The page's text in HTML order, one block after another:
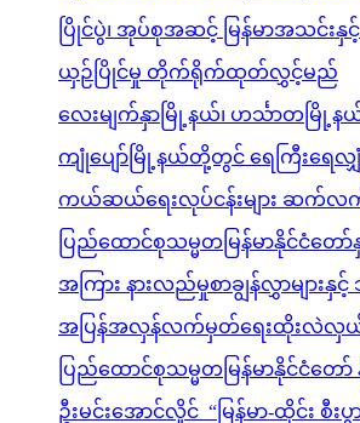
ပြိုင်ပွဲ၊ အုပ်စုအဆင့် မြန်မာအသင်း
ယှဉ်ပြိုင်မှု တိုက်ရိုက်ထုတ်လွှင့်မည်
လေးမျက်နှာမြို့နယ်၊ ဟင်္သာတမြို့န
ကျုံပျော်မြို့နယ်တို့တွင် ရေကြီးရေလျှံ
ကယ်ဆယ်ရေးလုပ်ငန်းများ ဆက်လ
ပြည်ထောင်စုသမ္မတမြန်မာနိုင်ငံတေ
အကြား နားလည်မှုစာချွန်လွှာများနှ
အပြန်အလှန်လက်မှတ်ရေးထိုးလဲလှ
ပြည်ထောင်စုသမ္မတမြန်မာနိုင်ငံတေ
ဦးမင်းအောင်လှိုင် “မြန်မာ-ထိုင်း စီး